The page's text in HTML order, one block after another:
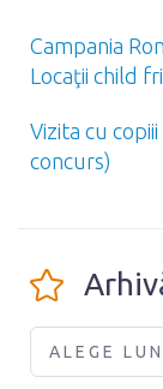
Campania
Locaţii child
Vizita cu
concurs)
ALEGE